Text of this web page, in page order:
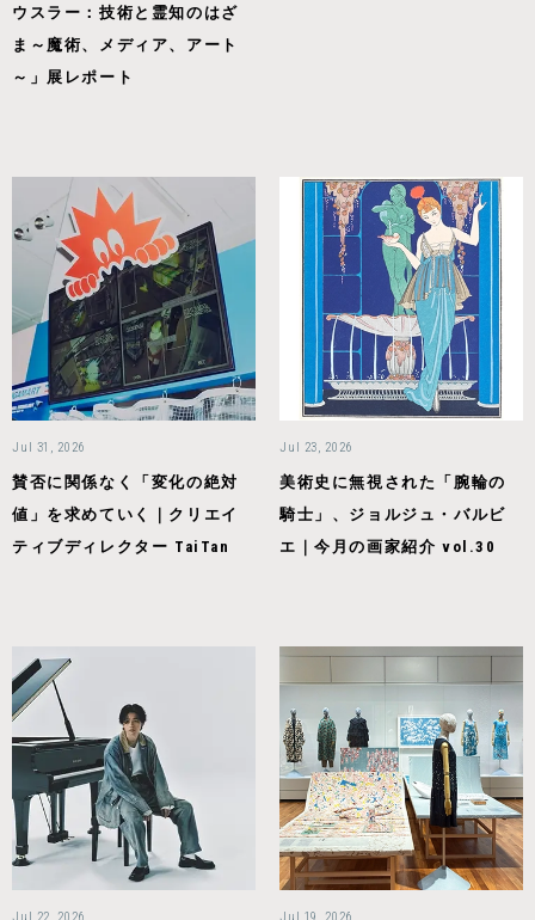
ウスラー：技術と霊知のはざ
ま～魔術、メディア、アート
～」展レポート
Jul 31, 2026
賛否に関係なく「変化の絶対
値」を求めていく｜クリエイ
ティブディレクター TaiTan
Jul 23, 2026
美術史に無視された「腕輪の
騎士」、ジョルジュ・バルビ
エ｜今月の画家紹介 vol.30